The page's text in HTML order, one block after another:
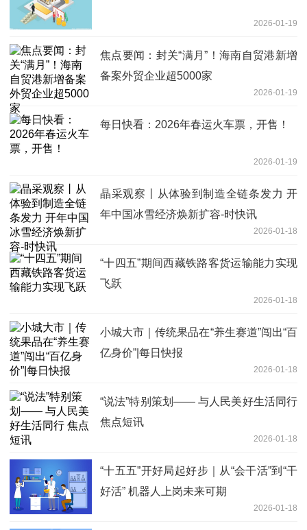
2026-01-19
焦点要闻：封关“满月”！海南自贸港新增
备案外贸企业超5000家
2026-01-19
每日快看：2026年春运火车票，开售！
2026-01-19
晶采观察丨从体验到制造全链条发力 开
年中国冰雪经济焕新扩容-时快讯
2026-01-18
“十四五”期间西藏铁路客货运输能力实现
飞跃
2026-01-18
小城大市｜传统果品在“养生赛道”闯出“百
亿身价”|每日快报
2026-01-18
“说法”特别策划—— 与人民美好生活同行
焦点短讯
2026-01-18
“十五五”开好局起好步｜从“会干活”到“干
好活” 机器人上岗未来可期
2026-01-18